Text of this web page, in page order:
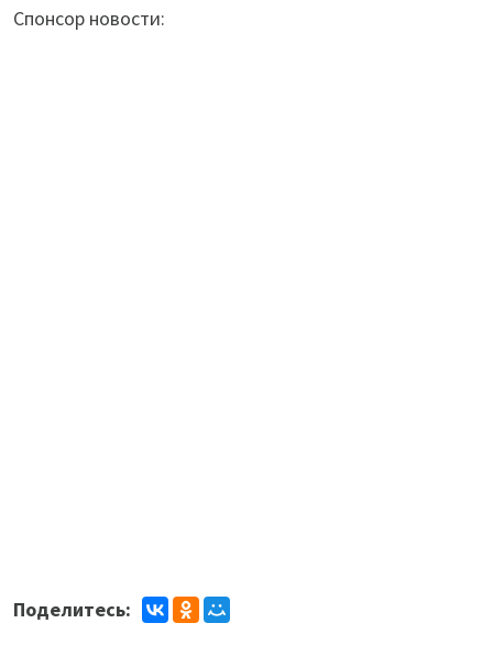
Спонсор новости:
Поделитесь: